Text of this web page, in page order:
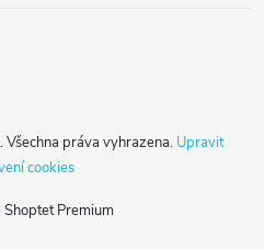
Premium
. Všechna práva vyhrazena. Upravit
cookies